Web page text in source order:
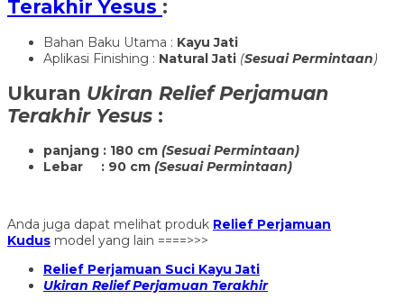
Terakhir Yesus :
Bahan Baku Utama : Kayu Jati
Aplikasi Finishing : Natural Jati (Sesuai Permintaan)
Ukuran Ukiran Relief Perjamuan
Terakhir Yesus :
panjang : 180 cm (Sesuai Permintaan)
Lebar : 90 cm (Sesuai Permintaan)
Anda juga dapat melihat produk Relief Perjamuan
Kudus model yang lain ====>>>
Relief Perjamuan Suci Kayu Jati
Ukiran Relief Perjamuan Terakhir